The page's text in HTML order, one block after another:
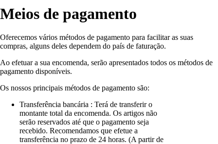
Meios de pagamento
Oferecemos vários métodos de pagamento para facilitar as suas
compras, alguns deles dependem do país de faturação.
Ao efetuar a sua encomenda, serão apresentados todos os métodos de
pagamento disponíveis.
Os nossos principais métodos de pagamento são:
Transferência bancária : Terá de transferir o
montante total da encomenda. Os artigos não
serão reservados até que o pagamento seja
recebido. Recomendamos que efetue a
transferência no prazo de 24 horas. (A partir de